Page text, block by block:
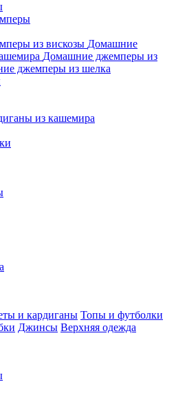
из вискозы Домашние
Домашние джемперы из
джемперы из шелка
из кашемира
и кардиганы Топы и футболки
Джинсы Верхняя одежда